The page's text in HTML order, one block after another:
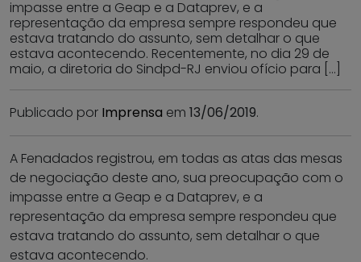
impasse entre a Geap e a Dataprev, e a
representação da empresa sempre respondeu que
estava tratando do assunto, sem detalhar o que
estava acontecendo. Recentemente, no dia 29 de
maio, a diretoria do Sindpd-RJ enviou ofício para […]
Publicado por Imprensa em 13/06/2019.
A Fenadados registrou, em todas as atas das mesas
de negociação deste ano, sua preocupação com o
impasse entre a Geap e a Dataprev, e a
representação da empresa sempre respondeu que
estava tratando do assunto, sem detalhar o que
estava acontecendo.